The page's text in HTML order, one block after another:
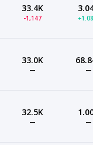
33.4K
-1,147
33.0K
— —
32.5K
— —